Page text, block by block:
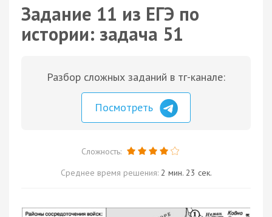
Задание 11 из ЕГЭ по
истории: задача 51
Разбор сложных заданий в тг-канале:
Посмотреть
Сложность:
Среднее время решения: 2 мин. 23 сек.